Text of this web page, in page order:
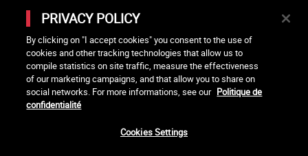
Olivier Assayas, Bertrand Bonello, Michel Hazanavicius (représentant de
l'ARP), Rebecca Zlotowski et Mikael Buch (représentant de la SRF)
LES ORGANISMES MEMBRES DE L'ASSOCIATION LA CINÉMATHÈQUE
DES CINÉASTES
PRIVACY POLICY
By clicking on "I accept cookies" you consent to the use of
cookies and other tracking technologies that allow us to
compile statistics on site traffic, measure the effectiveness
of our marketing campaigns, and that allow you to share on
social networks. For more informations, see our Politique de
confidentialité
Cookies Settings